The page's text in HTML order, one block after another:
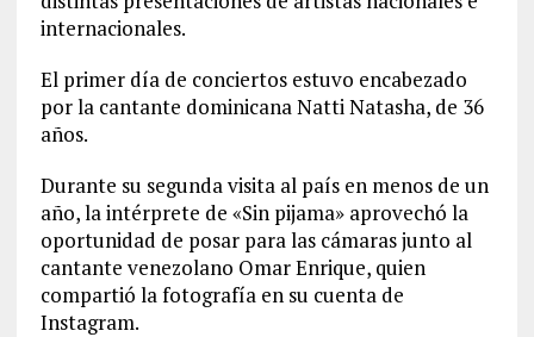
internacionales.
El primer día de conciertos estuvo encabezado
por la cantante dominicana Natti Natasha, de 36
años.
Durante su segunda visita al país en menos de un
año, la intérprete de «Sin pijama» aprovechó la
oportunidad de posar para las cámaras junto al
cantante venezolano Omar Enrique, quien
compartió la fotografía en su cuenta de
Instagram.